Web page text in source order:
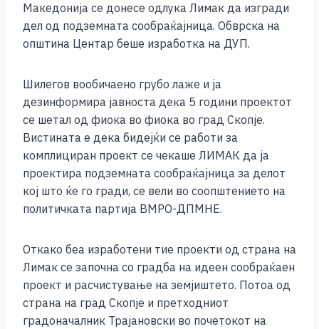
Македонија се донесе одлука Лимак да изгради
дел од подземната сообраќајница. Обврска на
општина Центар беше изработка на ДУП.
Шилегов вообичаено грубо лаже и ја
дезинформира јавноста дека 5 години проектот
се шетал од фиока во фиока во град Скопје.
Вистината е дека бидејќи се работи за
комплициран проект се чекаше ЛИМАК да ја
проектира подземната сообраќајница за делот
кој што ќе го гради, се вели во соопштението на
политичката партија ВМРО-ДПМНЕ.
Откако беа изработени тие проекти од страна на
Лимак се започна со градба на идеен сообраќаен
проект и расчистување на земјиштето. Потоа од
страна на град Скопје и претходниот
градоначалник Трајановски во почетокот на